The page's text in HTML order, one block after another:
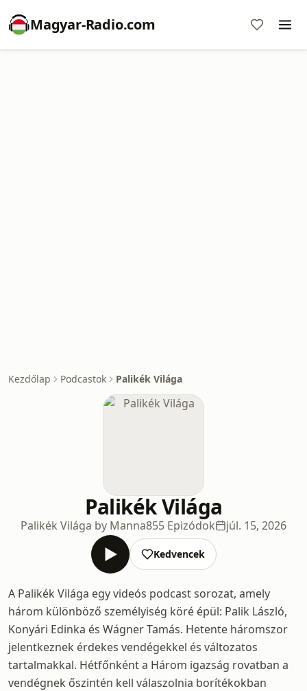
Magyar-Radio.com
Kezdőlap Podcastok Palikék Világa
Palikék Világa
Palikék Világa by Manna855 Epizódok júl. 15, 2026
Kedvencek
A Palikék Világa egy videós podcast sorozat, amely
három különböző személyiség köré épül: Palik László,
Konyári Edinka és Wágner Tamás. Hetente háromszor
jelentkeznek érdekes vendégekkel és változatos
tartalmakkal. Hétfőnként a Három igazság rovatban a
vendégnek őszintén kell válaszolnia borítékokban